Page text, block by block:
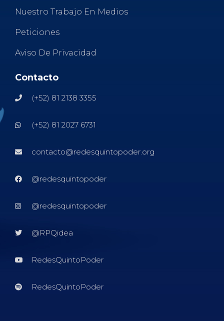
Nuestro Trabajo En Medios
Peticiones
Aviso De Privacidad
Contacto
(+52) 81 2138 3355
(+52) 81 2027 6731
contacto@redesquintopoder.org
@redesquintopoder
@redesquintopoder
@RPQidea
RedesQuintoPoder
RedesQuintoPoder